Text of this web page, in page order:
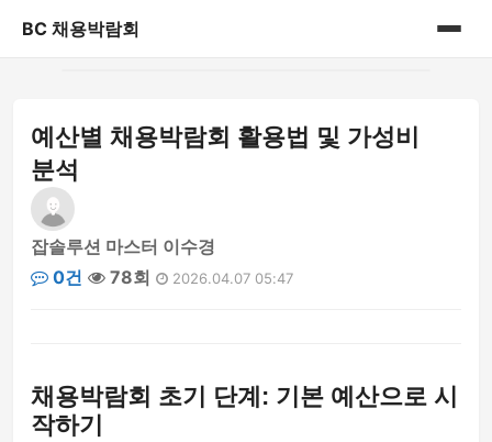
BC 채용박람회
게시판
예산별 채용박람회 활용법 및 가성비
분석
잡솔루션 마스터 이수경
0건
78회 2026.04.07 05:47
채용박람회 초기 단계: 기본 예산으로 시
작하기